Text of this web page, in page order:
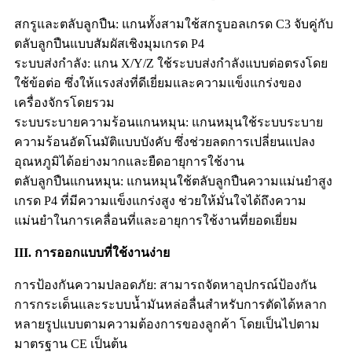
สกรูและตลับลูกปืน: แกนทั้งสามใช้สกรูบอลเกรด C3 จับคู่กับ
ตลับลูกปืนแบบสัมผัสเชิงมุมเกรด P4
ระบบส่งกำลัง: แกน X/Y/Z ใช้ระบบส่งกำลังแบบต่อตรงโดย
ใช้ข้อต่อ ซึ่งให้แรงส่งที่ดีเยี่ยมและความแข็งแกร่งของ
เครื่องจักรโดยรวม
ระบบระบายความร้อนแกนหมุน: แกนหมุนใช้ระบบระบาย
ความร้อนอัตโนมัติแบบบังคับ ซึ่งช่วยลดการเปลี่ยนแปลง
อุณหภูมิได้อย่างมากและยืดอายุการใช้งาน
ตลับลูกปืนแกนหมุน: แกนหมุนใช้ตลับลูกปืนความแม่นยำสูง
เกรด P4 ที่มีความแข็งแกร่งสูง ช่วยให้มั่นใจได้ถึงความ
แม่นยำในการเคลื่อนที่และอายุการใช้งานที่ยอดเยี่ยม
III. การออกแบบที่ใช้งานง่าย
การป้องกันความปลอดภัย: สามารถจัดหาอุปกรณ์ป้องกัน
การกระเด็นและระบบน้ำมันหล่อลื่นสำหรับการตัดได้หลาก
หลายรูปแบบตามความต้องการของลูกค้า โดยเป็นไปตาม
มาตรฐาน CE เป็นต้น